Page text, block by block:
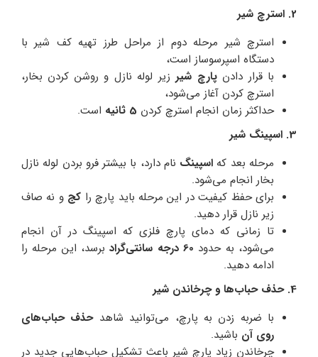
2. استرچ شیر
استرچ شیر مرحله دوم از مراحل طرز تهیه کف شیر با
دستگاه اسپرسوساز است،
با قرار دادن پارچ شیرزیر لوله نازل و روشن کردن بخار،
استرچ کردن آغاز می‌شود،
حداکثر زمان انجام استرچ کردن
است.
3. اسپینگ شیر
مرحله بعد که اسپینگ نام دارد، با بیشتر فرو بردن لوله نازل
بخار انجام می‌شود.
برای حفظ کیفیت در این مرحله باید پارچ را کج و نه صاف
زیر نازل قرار دهید.
تا زمانی که دمای پارچ فلزی که اسپینگ در آن انجام
می‌شود، به حدود 60 درجه سانتی‌گراد
برسد، این مرحله را
ادامه دهید.
4. حذف حباب‌ها و چرخاندن شیر
با ضربه زدن به پارچ، می‌توانید شاهدحذف حباب‌های
روی آن باشید.
چرخاندن زیاد پارچ شیر باعث تشکیل حباب‌هایی جدید در